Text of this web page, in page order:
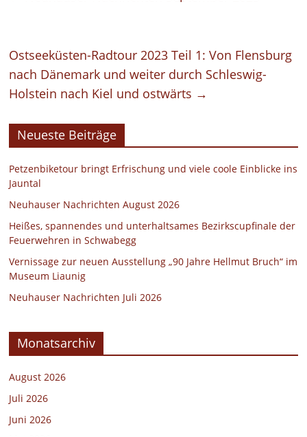
Ostseeküsten-Radtour 2023 Teil 1: Von Flensburg
nach Dänemark und weiter durch Schleswig-
Holstein nach Kiel und ostwärts →
Neueste Beiträge
Petzenbiketour bringt Erfrischung und viele coole Einblicke ins
Jauntal
Neuhauser Nachrichten August 2026
Heißes, spannendes und unterhaltsames Bezirkscupfinale der
Feuerwehren in Schwabegg
Vernissage zur neuen Ausstellung „90 Jahre Hellmut Bruch“ im
Museum Liaunig
Neuhauser Nachrichten Juli 2026
Monatsarchiv
August 2026
Juli 2026
Juni 2026